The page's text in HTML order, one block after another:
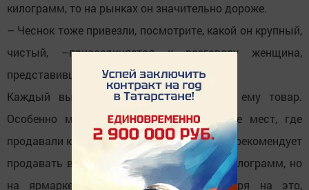
килограмм, то на рынках он значительно дороже.
– Чеснок тоже привезли, посмотрите, какой он крупный,
чистый, –присоединяется к разговору женщина,
представившаяся Сакиной.
Каждый выбирает на ярмарке нужный ему товар.
Особенно много народу собралось возле мест, где
продавали картофель. Минсельхозпрод РТ рекомендует
продавать второй хлеб по 18 рублей за килограмм, но
на ярмарке цена была выше. Несмотря на это,